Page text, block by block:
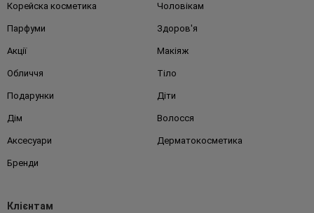
Корейска косметика Чоловікам
Парфуми Здоров'я
Акції Макіяж
Обличчя Тіло
Подарунки Діти
Дім Волосся
Аксесуари Дерматокосметика
Бренди
Клієнтам